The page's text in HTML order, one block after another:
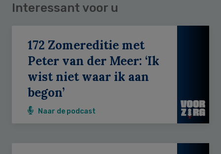
Interessant voor u
172 Zomereditie met
Peter van der Meer: ‘Ik
wist niet waar ik aan
begon’
Naar de podcast